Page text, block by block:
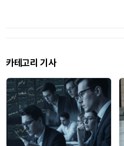
카테고리 기사